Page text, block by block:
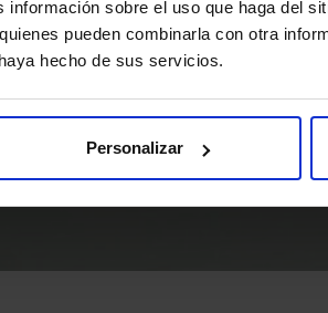
sobre el uso que haga del
pueden combinarla con otra
hecho de sus servicios.
Personalizar